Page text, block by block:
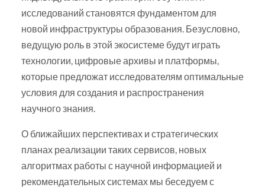
исследований становятся фундаментом для
новой инфраструктуры образования. Безусловно,
ведущую роль в этой экосистеме будут играть
технологии, цифровые архивы и платформы,
которые предложат исследователям оптимальные
условия для создания и распространения
научного знания.
О ближайших перспективах и стратегических
планах реализации таких сервисов, новых
алгоритмах работы с научной информацией и
рекомендательных системах мы беседуем с